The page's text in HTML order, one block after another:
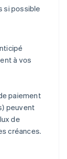
si possible
à vos
paiement
peuvent
de
créances.